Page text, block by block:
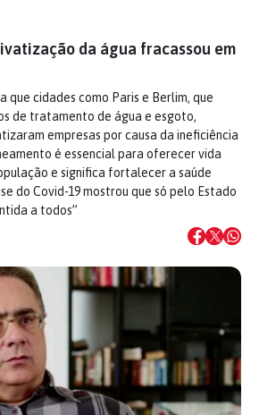
da água fracassou em
que cidades como Paris e Berlim, que
de tratamento de água e esgoto,
empresas por causa da ineficiência
é essencial para oferecer vida
e significa fortalecer a saúde
do Covid-19 mostrou que só pelo Estado
a todos”